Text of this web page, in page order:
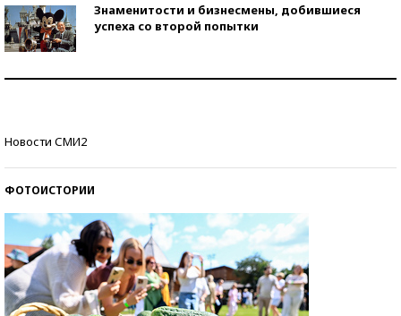
Знаменитости и бизнесмены, добившиеся
успеха со второй попытки
Новости СМИ2
ФОТОИСТОРИИ